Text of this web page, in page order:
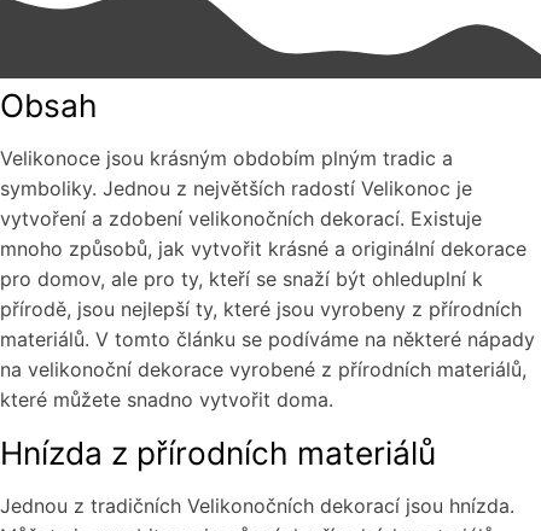
Obsah
Velikonoce jsou krásným obdobím plným tradic a
symboliky. Jednou z největších radostí Velikonoc je
vytvoření a zdobení velikonočních dekorací. Existuje
mnoho způsobů, jak vytvořit krásné a originální dekorace
pro domov, ale pro ty, kteří se snaží být ohleduplní k
přírodě, jsou nejlepší ty, které jsou vyrobeny z přírodních
materiálů. V tomto článku se podíváme na některé nápady
na velikonoční dekorace vyrobené z přírodních materiálů,
které můžete snadno vytvořit doma.
Hnízda z přírodních materiálů
Jednou z tradičních Velikonočních dekorací jsou hnízda.